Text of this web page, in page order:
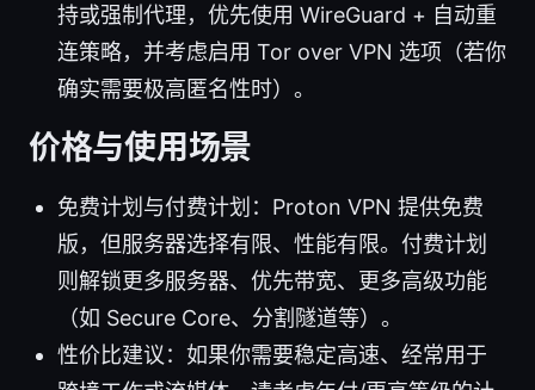
持或强制代理，优先使用 WireGuard + 自动重
连策略，并考虑启用 Tor over VPN 选项（若你
确实需要极高匿名性时）。
价格与使用场景
免费计划与付费计划：Proton VPN 提供免费
版，但服务器选择有限、性能有限。付费计划
则解锁更多服务器、优先带宽、更多高级功能
（如 Secure Core、分割隧道等）。
性价比建议：如果你需要稳定高速、经常用于